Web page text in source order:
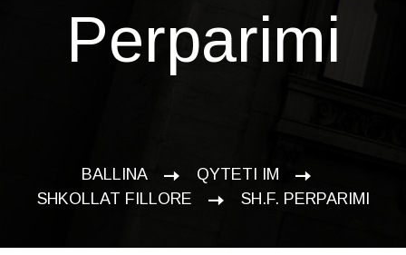
Perparimi
BALLINA
QYTETI IM
SHKOLLAT FILLORE
SH.F. PERPARIMI